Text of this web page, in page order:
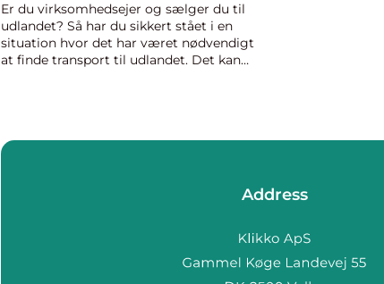
Er du virksomhedsejer og sælger du til
udlandet? Så har du sikkert stået i en
situation hvor det har været nødvendigt
at finde transport til udlandet. Det kan
Address